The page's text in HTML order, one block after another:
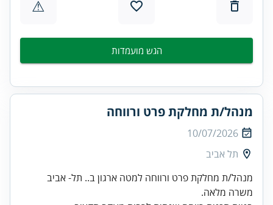
⚠
הגש מועמדות
מנהל/ת מחלקת פרט ורווחה
10/07/2026
תל אביב
מנהל/ת מחלקת פרט ורווחה למטה ארגון ב.. תל- אביב
משרה מלאה.